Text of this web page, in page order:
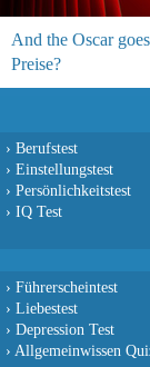
And the Oscar
Preise?
› Berufstest
› Einstellungstest
› Persönlichkeitstest
› IQ Test
› Führerscheintest
› Liebestest
› Depression Test
› Allgemeinwissen